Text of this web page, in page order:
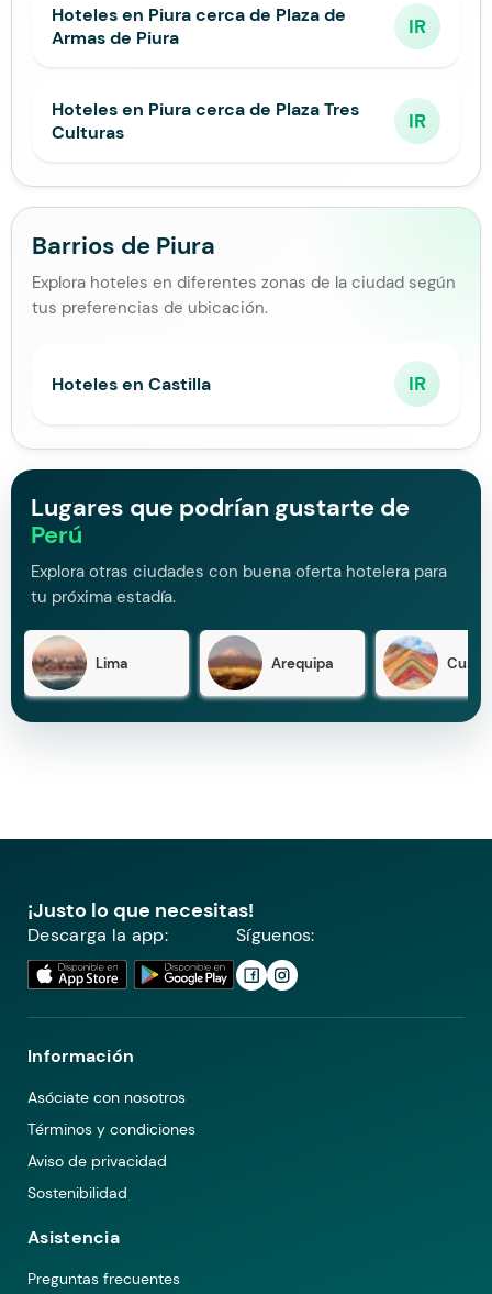
Hoteles en Piura cerca de Plaza de
Armas de Piura
IR
Hoteles en Piura cerca de Plaza Tres
Culturas
IR
Barrios de Piura
Explora hoteles en diferentes zonas de la ciudad según
tus preferencias de ubicación.
Hoteles en Castilla IR
Lugares que podrían gustarte de
Perú
Explora otras ciudades con buena oferta hotelera para
tu próxima estadía.
Lima Arequipa Cusco
¡Justo lo que necesitas!
Descarga la app: Síguenos:
Información
Asóciate con nosotros
Términos y condiciones
Aviso de privacidad
Sostenibilidad
Asistencia
Preguntas frecuentes